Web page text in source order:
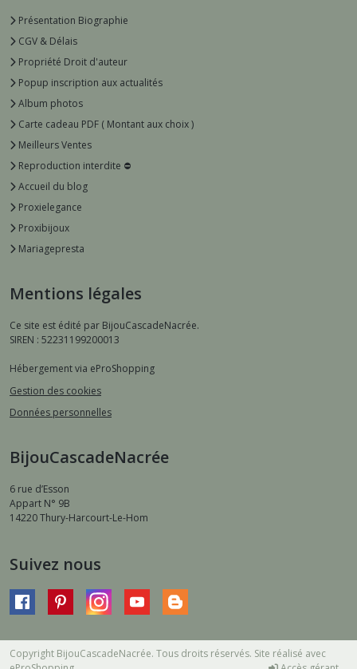
Présentation Biographie
CGV & Délais
Propriété Droit d'auteur
Popup inscription aux actualités
Album photos
Carte cadeau PDF ( Montant aux choix )
Meilleurs Ventes
Reproduction interdite ⛔️
Accueil du blog
Proxielegance
Proxibijoux
Mariagepresta
Mentions légales
Ce site est édité par BijouCascadeNacrée.
SIREN : 52231199200013
Hébergement via eProShopping
Gestion des cookies
Données personnelles
BijouCascadeNacrée
6 rue d’Esson
Appart N° 9B
14220Thury-Harcourt-Le-Hom
Suivez nous
Copyright BijouCascadeNacrée. Tous droits réservés. Site réalisé avec